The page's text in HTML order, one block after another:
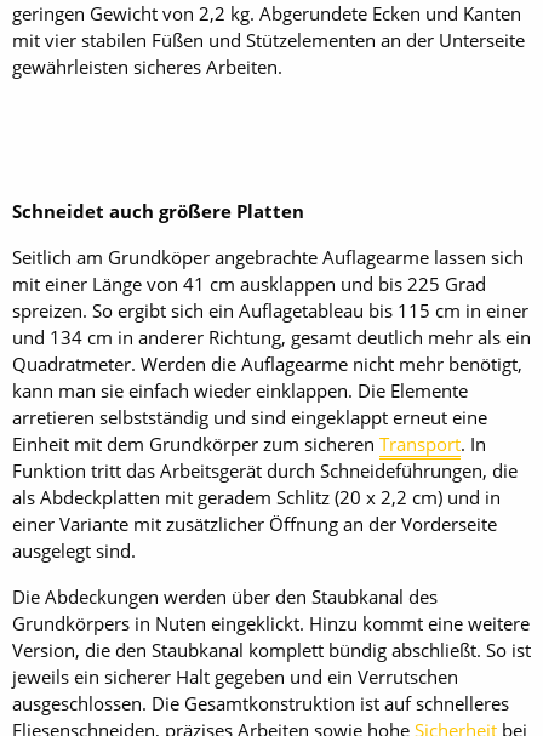
geringen Gewicht von 2,2 kg. Abgerundete Ecken und Kanten
mit vier stabilen Füßen und Stützelementen an der Unterseite
gewährleisten sicheres Arbeiten.
Schneidet auch größere Platten
Seitlich am Grundköper angebrachte Auflagearme lassen sich
mit einer Länge von 41 cm ausklappen und bis 225 Grad
spreizen. So ergibt sich ein Auflagetableau bis 115 cm in einer
und 134 cm in anderer Richtung, gesamt deutlich mehr als ein
Quadratmeter. Werden die Auflagearme nicht mehr benötigt,
kann man sie einfach wieder einklappen. Die Elemente
arretieren selbstständig und sind eingeklappt erneut eine
Einheit mit dem Grundkörper zum sicheren Transport. In
Funktion tritt das Arbeitsgerät durch Schneideführungen, die
als Abdeckplatten mit geradem Schlitz (20 x 2,2 cm) und in
einer Variante mit zusätzlicher Öffnung an der Vorderseite
ausgelegt sind.
Die Abdeckungen werden über den Staubkanal des
Grundkörpers in Nuten eingeklickt. Hinzu kommt eine weitere
Version, die den Staubkanal komplett bündig abschließt. So ist
jeweils ein sicherer Halt gegeben und ein Verrutschen
ausgeschlossen. Die Gesamtkonstruktion ist auf schnelleres
Fliesenschneiden, präzises Arbeiten sowie hohe Sicherheit bei